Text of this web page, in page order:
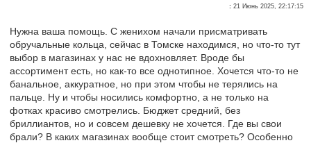
:21 Июнь 2025, 22:17:15
Нужна ваша помощь. С женихом начали присматривать
обручальные кольца, сейчас в Томске находимся, но что-то тут
выбор в магазинах у нас не вдохновляет. Вроде бы
ассортимент есть, но как-то все однотипное. Хочется что-то не
банальное, аккуратное, но при этом чтобы не терялись на
пальце. Ну и чтобы носились комфортно, а не только на
фотках красиво смотрелись. Бюджет средний, без
бриллиантов, но и совсем дешевку не хочется. Где вы свои
брали? В каких магазинах вообще стоит смотреть? Особенно